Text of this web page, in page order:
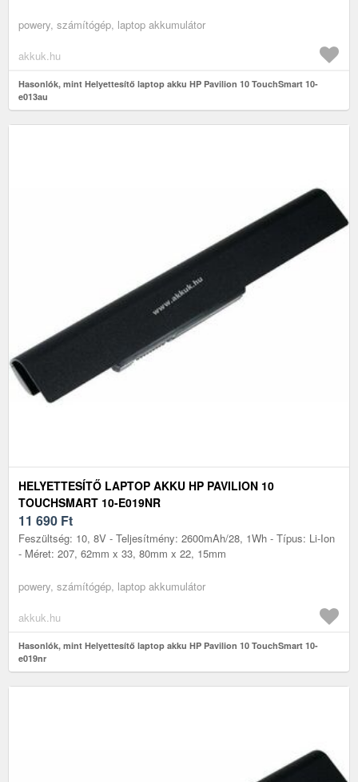
powery, számítógép, laptop akkumulátor
akkuk.hu
Hasonlók, mint Helyettesítő laptop akku HP Pavilion 10 TouchSmart 10-
e013au
HELYETTESÍTŐ LAPTOP AKKU HP PAVILION 10
TOUCHSMART 10-E019NR
11 690 Ft
Feszültség: 10, 8V - Teljesítmény: 2600mAh/28, 1Wh - Típus: Li-Ion
- Méret: 207, 62mm x 33, 80mm x 22, 15mm
powery, számítógép, laptop akkumulátor
akkuk.hu
Hasonlók, mint Helyettesítő laptop akku HP Pavilion 10 TouchSmart 10-
e019nr